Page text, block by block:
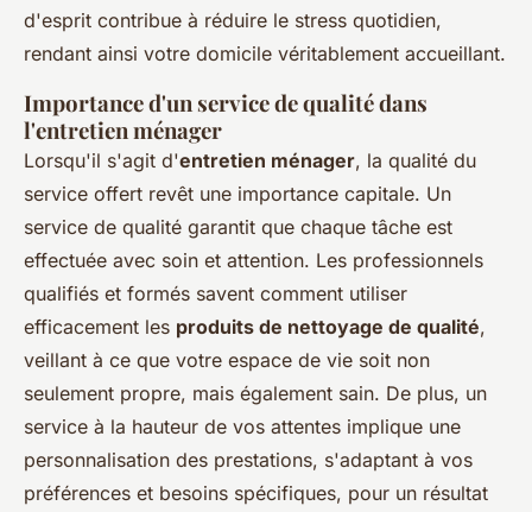
d'esprit contribue à réduire le stress quotidien,
rendant ainsi votre domicile véritablement accueillant.
Importance d'un service de qualité dans
l'entretien ménager
Lorsqu'il s'agit d'entretien ménager, la qualité du
service offert revêt une importance capitale. Un
service de qualité garantit que chaque tâche est
effectuée avec soin et attention. Les professionnels
qualifiés et formés savent comment utiliser
efficacement les produits de nettoyage de qualité,
veillant à ce que votre espace de vie soit non
seulement propre, mais également sain. De plus, un
service à la hauteur de vos attentes implique une
personnalisation des prestations, s'adaptant à vos
préférences et besoins spécifiques, pour un résultat